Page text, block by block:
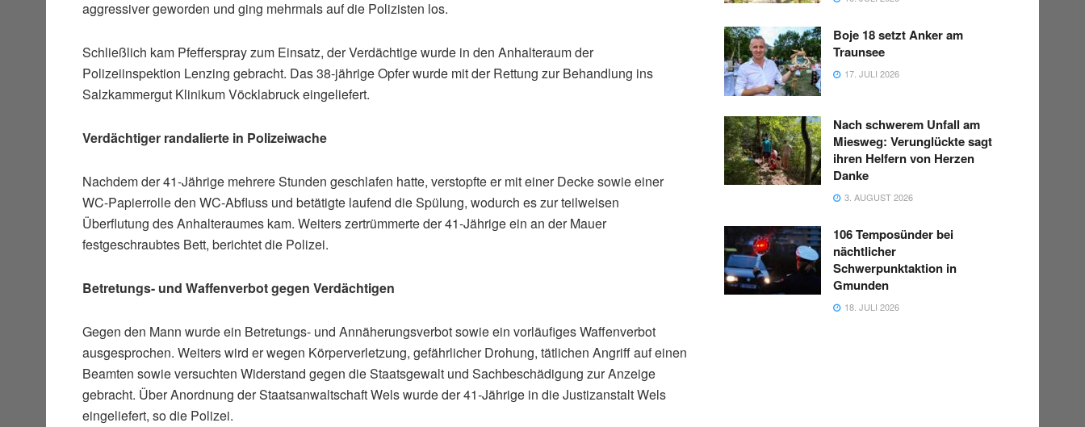
aggressiver geworden und ging mehrmals auf die Polizisten los.
Schließlich kam Pfefferspray zum Einsatz, der Verdächtige wurde in den Anhalteraum der
Polizeiinspektion Lenzing gebracht. Das 38-jährige Opfer wurde mit der Rettung zur Behandlung ins
Salzkammergut Klinikum Vöcklabruck eingeliefert.
Verdächtiger randalierte in Polizeiwache
Nachdem der 41-Jährige mehrere Stunden geschlafen hatte, verstopfte er mit einer Decke sowie einer
WC-Papierrolle den WC-Abfluss und betätigte laufend die Spülung, wodurch es zur teilweisen
Überflutung des Anhalteraumes kam. Weiters zertrümmerte der 41-Jährige ein an der Mauer
festgeschraubtes Bett, berichtet die Polizei.
Betretungs- und Waffenverbot gegen Verdächtigen
Gegen den Mann wurde ein Betretungs- und Annäherungsverbot sowie ein vorläufiges Waffenverbot
ausgesprochen. Weiters wird er wegen Körperverletzung, gefährlicher Drohung, tätlichen Angriff auf einen
Beamten sowie versuchten Widerstand gegen die Staatsgewalt und Sachbeschädigung zur Anzeige
gebracht. Über Anordnung der Staatsanwaltschaft Wels wurde der 41-Jährige in die Justizanstalt Wels
eingeliefert, so die Polizei.
Boje 18 setzt Anker am
Traunsee
17. JULI 2026
Nach schwerem Unfall am
Miesweg: Verunglückte sagt
ihren Helfern von Herzen
Danke
3. AUGUST 2026
106 Temposünder bei
nächtlicher
Schwerpunktaktion in
Gmunden
18. JULI 2026